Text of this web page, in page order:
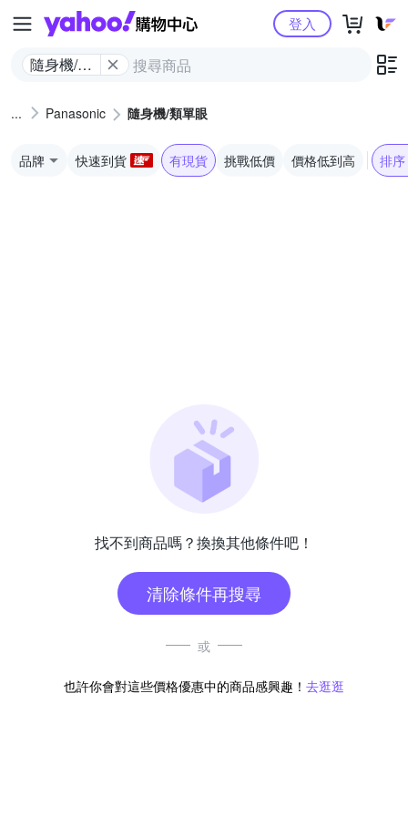
Yahoo購物中心
隨身機/類
登入
Panasonic 隨身機/類單眼
品牌 快速到貨 有現貨 挑戰低價 價格低到高 排序
找不到商品嗎？換換其他條件吧！
清除條件再搜尋
或
也許你會對這些價格優惠中的商品感興趣！ 去逛逛